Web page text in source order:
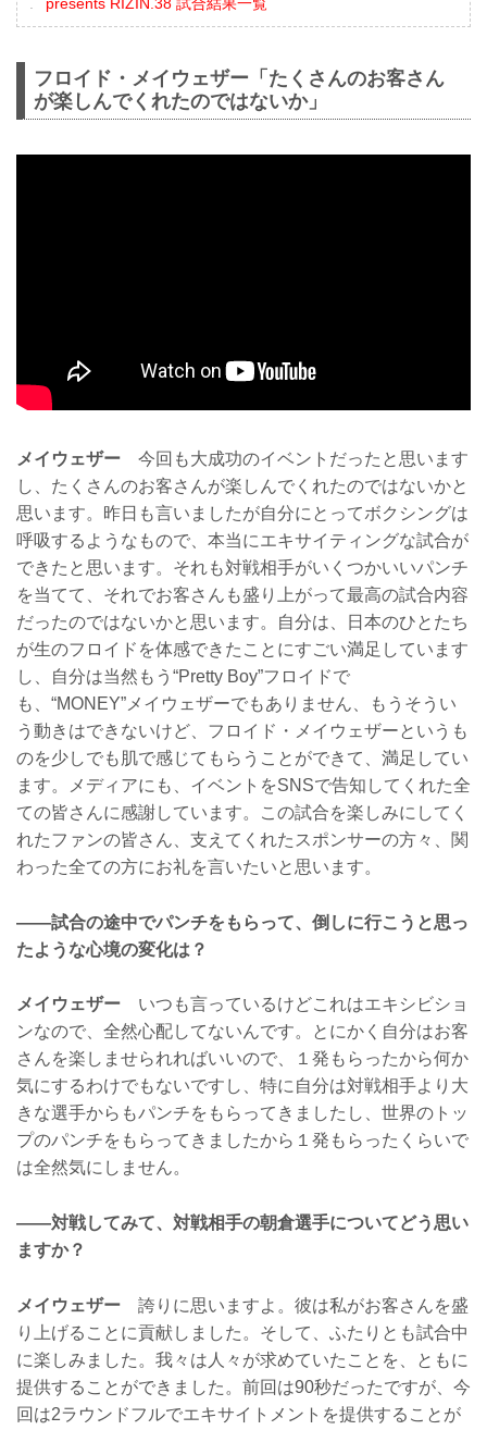
presents RIZIN.38 試合結果一覧
フロイド・メイウェザー「たくさんのお客さん
が楽しんでくれたのではないか」
メイウェザー 今回も大成功のイベントだったと思います
し、たくさんのお客さんが楽しんでくれたのではないかと
思います。昨日も言いましたが自分にとってボクシングは
呼吸するようなもので、本当にエキサイティングな試合が
できたと思います。それも対戦相手がいくつかいいパンチ
を当てて、それでお客さんも盛り上がって最高の試合内容
だったのではないかと思います。自分は、日本のひとたち
が生のフロイドを体感できたことにすごい満足しています
し、自分は当然もう“Pretty Boy”フロイドで
も、“MONEY”メイウェザーでもありません、もうそうい
う動きはできないけど、フロイド・メイウェザーというも
のを少しでも肌で感じてもらうことができて、満足してい
ます。メディアにも、イベントをSNSで告知してくれた全
ての皆さんに感謝しています。この試合を楽しみにしてく
れたファンの皆さん、支えてくれたスポンサーの方々、関
わった全ての方にお礼を言いたいと思います。
——試合の途中でパンチをもらって、倒しに行こうと思っ
たような心境の変化は？
メイウェザー いつも言っているけどこれはエキシビショ
ンなので、全然心配してないんです。とにかく自分はお客
さんを楽しませられればいいので、１発もらったから何か
気にするわけでもないですし、特に自分は対戦相手より大
きな選手からもパンチをもらってきましたし、世界のトッ
プのパンチをもらってきましたから１発もらったくらいで
は全然気にしません。
——対戦してみて、対戦相手の朝倉選手についてどう思い
ますか？
メイウェザー 誇りに思いますよ。彼は私がお客さんを盛
り上げることに貢献しました。そして、ふたりとも試合中
に楽しみました。我々は人々が求めていたことを、ともに
提供することができました。前回は90秒だったですが、今
回は2ラウンドフルでエキサイトメントを提供することが